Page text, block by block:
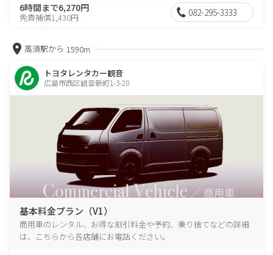
6時間まで6,270円
免責補償1,430円 082-295-3333
高須駅から 1590m
トヨタレンタカー観音
広島市西区観音新町1-3-20
基本料金プラン（V1）
商用車のレンタル、お得な割引料金や予約、乗り捨てなどの詳細
は、こちらから各店舗にお電話ください。